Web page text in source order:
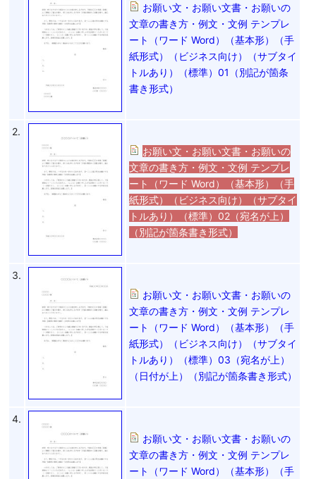
お願い文・お願い文書・お願いの
文章の書き方・例文・文例 テンプレ
ート（ワード Word）（基本形）（手
紙形式）（ビジネス向け）（サブタイ
トルあり）（標準）01（別記が箇条
書き形式）
2.
お願い文・お願い文書・お願いの
文章の書き方・例文・文例 テンプレ
ート（ワード Word）（基本形）（手
紙形式）（ビジネス向け）（サブタイ
トルあり）（標準）02（宛名が上）
（別記が箇条書き形式）
3.
お願い文・お願い文書・お願いの
文章の書き方・例文・文例 テンプレ
ート（ワード Word）（基本形）（手
紙形式）（ビジネス向け）（サブタイ
トルあり）（標準）03（宛名が上）
（日付が上）（別記が箇条書き形式）
4.
お願い文・お願い文書・お願いの
文章の書き方・例文・文例 テンプレ
ート（ワード Word）（基本形）（手